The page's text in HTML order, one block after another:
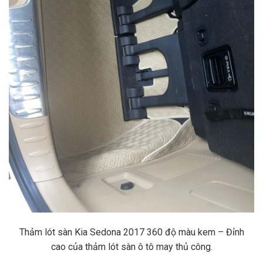
Thảm lót sàn Kia Sedona 2017 360 độ màu kem – Đỉnh
cao của thảm lót sàn ô tô may thủ công.